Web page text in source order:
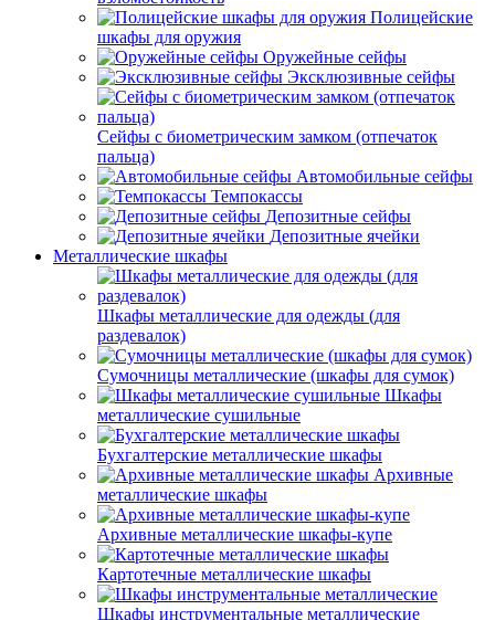
Полицейские
шкафы для оружия
Оружейные сейфы
Эксклюзивные сейфы
Сейфы с биометрическим замком (отпечаток
пальца)
Автомобильные сейфы
Темпокассы
Депозитные сейфы
Депозитные ячейки
Металлические шкафы
Шкафы металлические для одежды (для
раздевалок)
Сумочницы металлические (шкафы для сумок)
Шкафы
металлические сушильные
Бухгалтерские металлические шкафы
Архивные
металлические шкафы
Архивные металлические шкафы-купе
Картотечные металлические шкафы
Шкафы инструментальные металлические